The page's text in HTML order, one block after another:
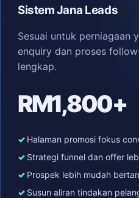
Sistem Jana Leads
Sesuai untuk perniagaan
enquiry dan proses
lengkap.
RM1,800+
Halaman promosi fokus
Strategi funnel dan offer
Prospek lebih mudah
Susun aliran tindakan